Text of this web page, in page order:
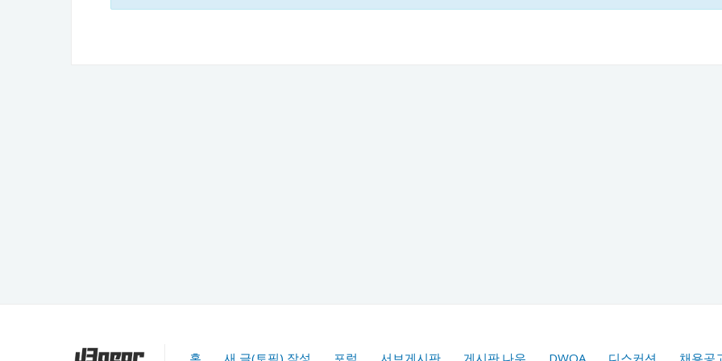
홈 새 글(토픽) 작성 포럼 서브게시판 게시판.나우 DWQA 디스커션 채용공